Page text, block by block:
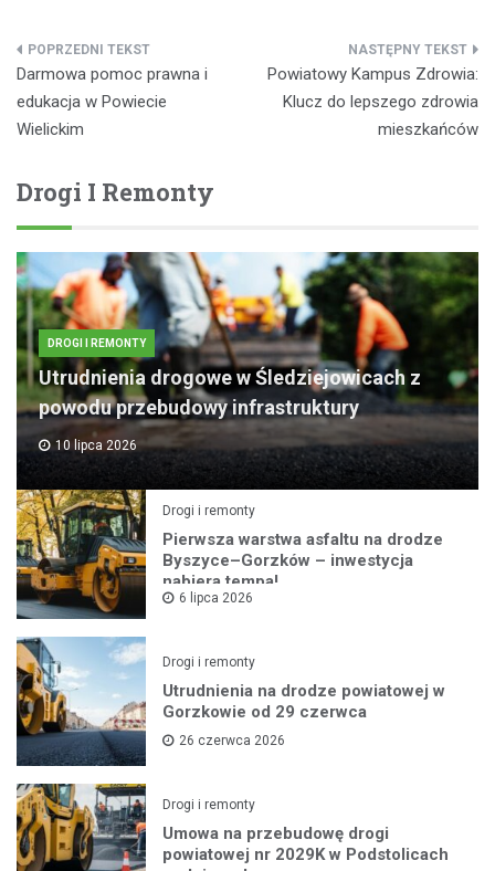
Nawigacja
wpisu
Darmowa pomoc prawna i
edukacja w Powiecie
Wielickim
Powiatowy Kampus Zdrowia:
Klucz do lepszego zdrowia
mieszkańców
Drogi I Remonty
DROGI I REMONTY
Utrudnienia drogowe w Śledziejowicach z
powodu przebudowy infrastruktury
10 lipca 2026
Drogi i remonty
Pierwsza warstwa asfaltu na drodze
Byszyce–Gorzków – inwestycja
nabiera tempa!
6 lipca 2026
Drogi i remonty
Utrudnienia na drodze powiatowej w
Gorzkowie od 29 czerwca
26 czerwca 2026
Drogi i remonty
Umowa na przebudowę drogi
powiatowej nr 2029K w Podstolicach